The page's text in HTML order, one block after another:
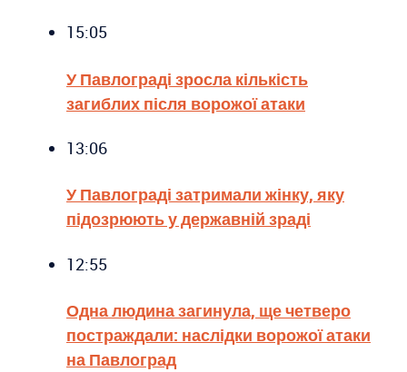
15:05
У Павлограді зросла кількість
загиблих після ворожої атаки
13:06
У Павлограді затримали жінку, яку
підозрюють у державній зраді
12:55
Одна людина загинула, ще четверо
постраждали: наслідки ворожої атаки
на Павлоград